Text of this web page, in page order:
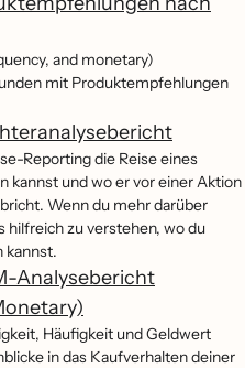
and monetary)
mit Produktempfehlungen
Reporting die Reise eines
kannst und wo er vor einer Aktion
Wenn du mehr darüber
hilfreich zu verstehen, wo du
kannst.
Analysebericht
Häufigkeit und Geldwert
in das Kaufverhalten deiner